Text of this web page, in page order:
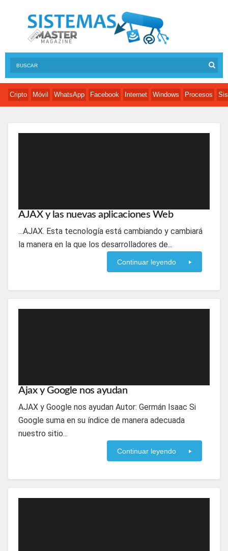
Cripto Móvil WhatsApp Facebook Internet Windows Procesos
AJAX y las nuevas aplicaciones Web
...AJAX. Esta tecnología está cambiando y cambiará
la manera en la que los desarrolladores de...
Continuar leyendo
Ajax y Google nos ayudan
AJAX y Google nos ayudan Autor: Germán Isaac Si
Google suma en su índice de manera adecuada
nuestro sitio...
Continuar leyendo